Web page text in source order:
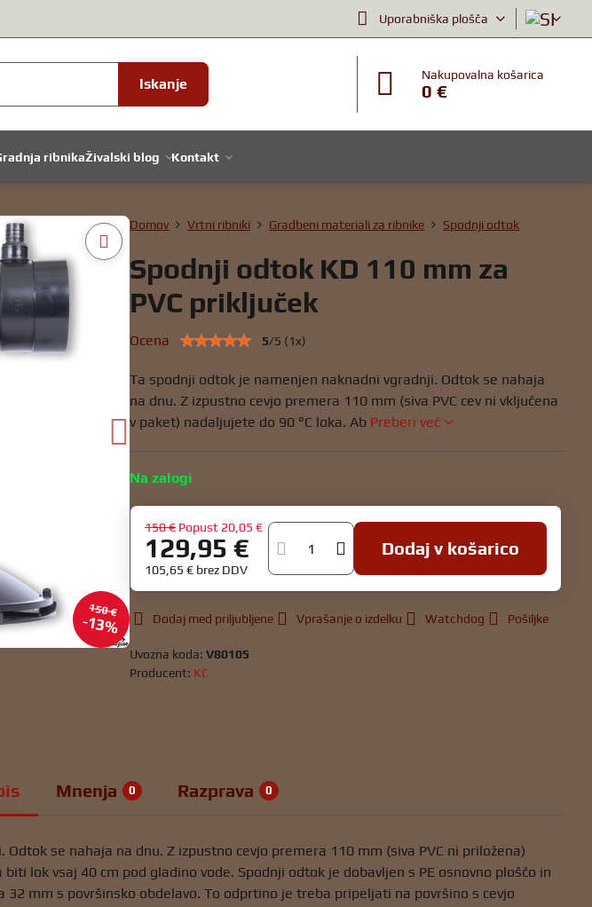
Uporabniška plošča
Iskanje
Nakupovalna košarica
0 €
ribnikaŽivalski blog Kontakt
150 €
13%
Domov Vrtni ribniki Gradbeni materiali za ribnike Spodnji odtok
Spodnji odtok KD 110 mm za
PVC priključek
Ocena 5/5 (1x)
Ta spodnji odtok je namenjen naknadni vgradnji. Odtok se nahaja
na dnu. Z izpustno cevjo premera 110 mm (siva PVC cev ni vključena
v paket) nadaljujete do 90 °C loka. Ab Preberi več
Na zalogi
150 € Popust 20,05 €
129,95 €
105,65 € brez DDV
Dodaj v košarico
Dodaj med priljubljene Vprašanje o izdelku Watchdog Pošiljke
Uvozna koda:V80105
Producent: KC
Mnenja 0 Razprava 0
se nahaja na dnu. Z izpustno cevjo premera 110 mm (siva PVC ni priložena)
lok vsaj 40 cm pod gladino vode. Spodnji odtok je dobavljen s PE osnovno ploščo in
mm s površinsko obdelavo. To odprtino je treba pripeljati na površino s cevjo